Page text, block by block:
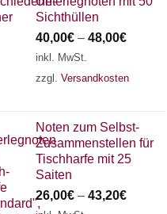
Sichthüllen
40,00€ – 48,00€
inkl. MwSt.
zzgl. Versandkosten
Noten zum Selbst-
Zusammenstellen für
Tischharfe mit 25
Saiten
26,00€ – 43,20€